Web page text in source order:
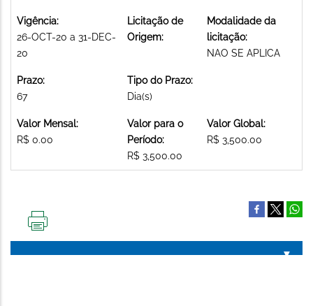
Vigência:
26-OCT-20 a 31-DEC-
20
Licitação de
Origem:
Modalidade da
licitação:
NAO SE APLICA
Prazo:
67
Tipo do Prazo:
Dia(s)
Valor Mensal:
R$ 0.00
Valor para o
Período:
R$ 3,500.00
Valor Global:
R$ 3,500.00
PÁGINA